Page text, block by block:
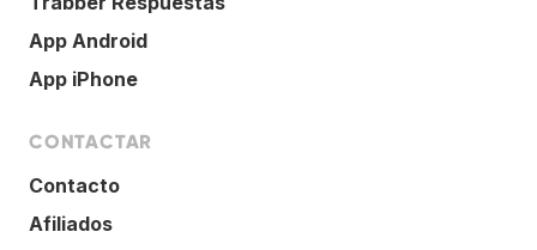
App Android
App iPhone
CONTACTAR
Contacto
Afiliados